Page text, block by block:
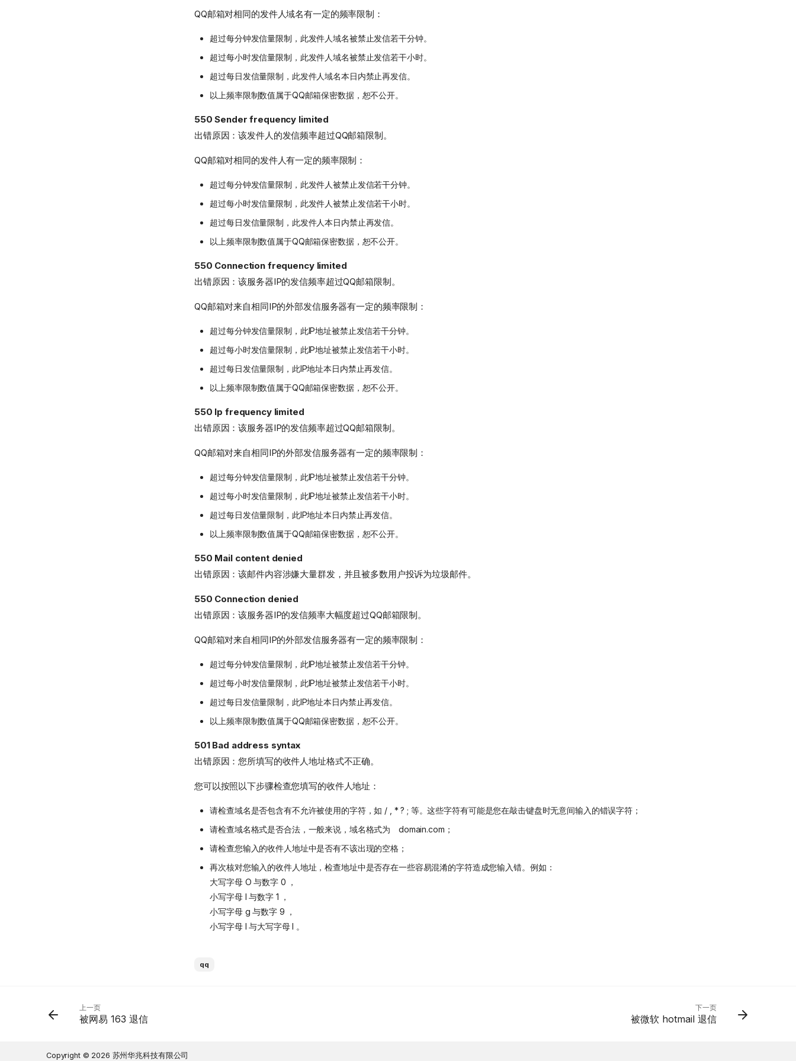
QQ邮箱对相同的发件人域名有一定的频率限制：
超过每分钟发信量限制，此发件人域名被禁止发信若干分钟。
超过每小时发信量限制，此发件人域名被禁止发信若干小时。
超过每日发信量限制，此发件人域名本日内禁止再发信。
以上频率限制数值属于QQ邮箱保密数据，恕不公开。
550 Sender frequency limited
出错原因：该发件人的发信频率超过QQ邮箱限制。
QQ邮箱对相同的发件人有一定的频率限制：
超过每分钟发信量限制，此发件人被禁止发信若干分钟。
超过每小时发信量限制，此发件人被禁止发信若干小时。
超过每日发信量限制，此发件人本日内禁止再发信。
以上频率限制数值属于QQ邮箱保密数据，恕不公开。
550 Connection frequency limited
出错原因：该服务器IP的发信频率超过QQ邮箱限制。
QQ邮箱对来自相同IP的外部发信服务器有一定的频率限制：
超过每分钟发信量限制，此IP地址被禁止发信若干分钟。
超过每小时发信量限制，此IP地址被禁止发信若干小时。
超过每日发信量限制，此IP地址本日内禁止再发信。
以上频率限制数值属于QQ邮箱保密数据，恕不公开。
550 Ip frequency limited
出错原因：该服务器IP的发信频率超过QQ邮箱限制。
QQ邮箱对来自相同IP的外部发信服务器有一定的频率限制：
超过每分钟发信量限制，此IP地址被禁止发信若干分钟。
超过每小时发信量限制，此IP地址被禁止发信若干小时。
超过每日发信量限制，此IP地址本日内禁止再发信。
以上频率限制数值属于QQ邮箱保密数据，恕不公开。
550 Mail content denied
出错原因：该邮件内容涉嫌大量群发，并且被多数用户投诉为垃圾邮件。
550 Connection denied
出错原因：该服务器IP的发信频率大幅度超过QQ邮箱限制。
QQ邮箱对来自相同IP的外部发信服务器有一定的频率限制：
超过每分钟发信量限制，此IP地址被禁止发信若干分钟。
超过每小时发信量限制，此IP地址被禁止发信若干小时。
超过每日发信量限制，此IP地址本日内禁止再发信。
以上频率限制数值属于QQ邮箱保密数据，恕不公开。
501 Bad address syntax
出错原因：您所填写的收件人地址格式不正确。
您可以按照以下步骤检查您填写的收件人地址：
请检查域名是否包含有不允许被使用的字符，如 / , * ? ; 等。这些字符有可能是您在敲击键盘时无意间输入的错误字符；
请检查域名格式是否合法，一般来说，域名格式为 domain.com；
请检查您输入的收件人地址中是否有不该出现的空格；
再次核对您输入的收件人地址，检查地址中是否存在一些容易混淆的字符造成您输入错。例如：
大写字母 O 与数字 0 ，
小写字母 l 与数字 1 ，
小写字母 g 与数字 9 ，
小写字母 l 与大写字母 I 。
qq
上一页
被网易 163 退信
下一页
被微软 hotmail 退信
Copyright © 2026 苏州华兆科技有限公司